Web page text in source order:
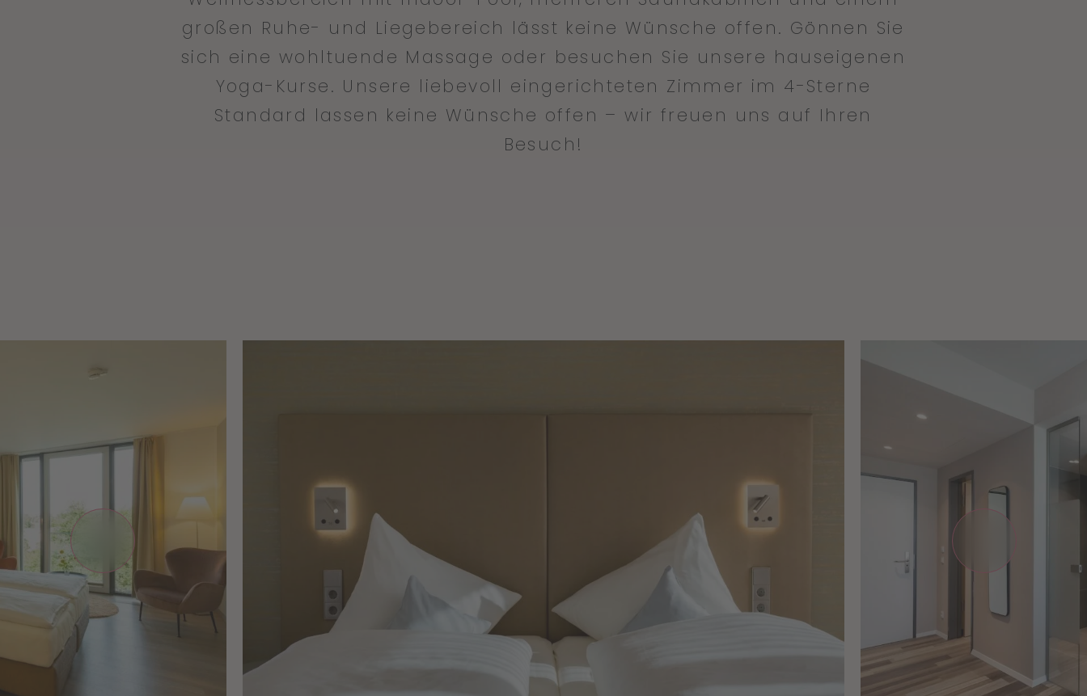
großen Ruhe- und Liegebereich lässt keine Wünsche offen. Gönnen Sie
sich eine wohltuende Massage oder besuchen Sie unsere hauseigenen
Yoga-Kurse. Unsere liebevoll eingerichteten Zimmer im 4-Sterne
Standard lassen keine Wünsche offen – wir freuen uns auf Ihren
Besuch!